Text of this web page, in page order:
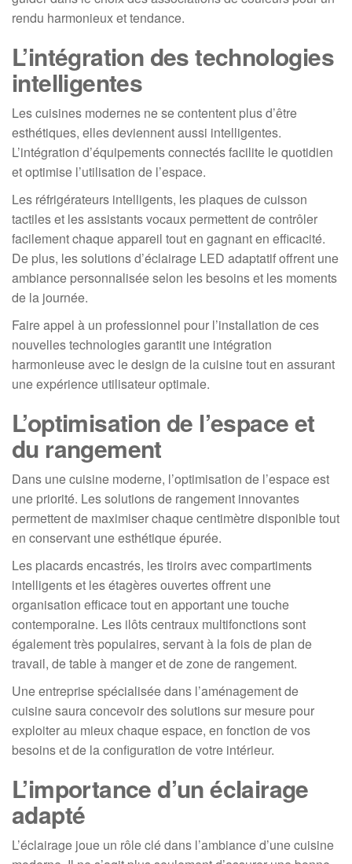
rendu harmonieux et tendance.
L’intégration des technologies
intelligentes
Les cuisines modernes ne se contentent plus d’être
esthétiques, elles deviennent aussi intelligentes.
L’intégration d’équipements connectés facilite le quotidien
et optimise l’utilisation de l’espace.
Les réfrigérateurs intelligents, les plaques de cuisson
tactiles et les assistants vocaux permettent de contrôler
facilement chaque appareil tout en gagnant en efficacité.
De plus, les solutions d’éclairage LED adaptatif offrent une
ambiance personnalisée selon les besoins et les moments
de la journée.
Faire appel à un professionnel pour l’installation de ces
nouvelles technologies garantit une intégration
harmonieuse avec le design de la cuisine tout en assurant
une expérience utilisateur optimale.
L’optimisation de l’espace et
du rangement
Dans une cuisine moderne, l’optimisation de l’espace est
une priorité. Les solutions de rangement innovantes
permettent de maximiser chaque centimètre disponible tout
en conservant une esthétique épurée.
Les placards encastrés, les tiroirs avec compartiments
intelligents et les étagères ouvertes offrent une
organisation efficace tout en apportant une touche
contemporaine. Les ilôts centraux multifonctions sont
également très populaires, servant à la fois de plan de
travail, de table à manger et de zone de rangement.
Une entreprise spécialisée dans l’aménagement de
cuisine saura concevoir des solutions sur mesure pour
exploiter au mieux chaque espace, en fonction de vos
besoins et de la configuration de votre intérieur.
L’importance d’un éclairage
adapté
L’éclairage joue un rôle clé dans l’ambiance d’une cuisine